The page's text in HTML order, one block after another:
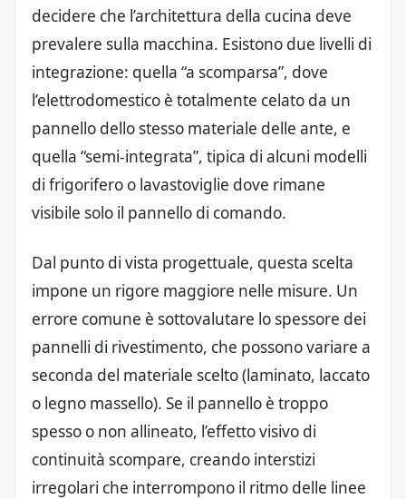
decidere che l’architettura della cucina deve
prevalere sulla macchina. Esistono due livelli di
integrazione: quella “a scomparsa”, dove
l’elettrodomestico è totalmente celato da un
pannello dello stesso materiale delle ante, e
quella “semi-integrata”, tipica di alcuni modelli
di frigorifero o lavastoviglie dove rimane
visibile solo il pannello di comando.
Dal punto di vista progettuale, questa scelta
impone un rigore maggiore nelle misure. Un
errore comune è sottovalutare lo spessore dei
pannelli di rivestimento, che possono variare a
seconda del materiale scelto (laminato, laccato
o legno massello). Se il pannello è troppo
spesso o non allineato, l’effetto visivo di
continuità scompare, creando interstizi
irregolari che interrompono il ritmo delle linee